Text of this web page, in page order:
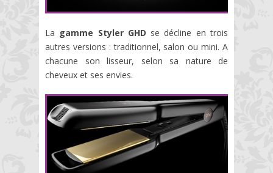
La gamme Styler GHD se décline en trois
autres versions : traditionnel, salon ou mini. A
chacune son lisseur, selon sa nature de
cheveux et ses envies.